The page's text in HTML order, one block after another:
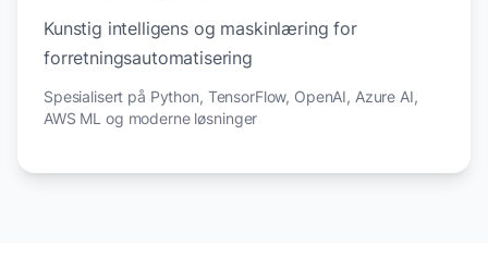
Kunstig intelligens og maskinlæring for
forretningsautomatisering
Spesialisert på Python, TensorFlow, OpenAI, Azure AI,
AWS ML og moderne løsninger